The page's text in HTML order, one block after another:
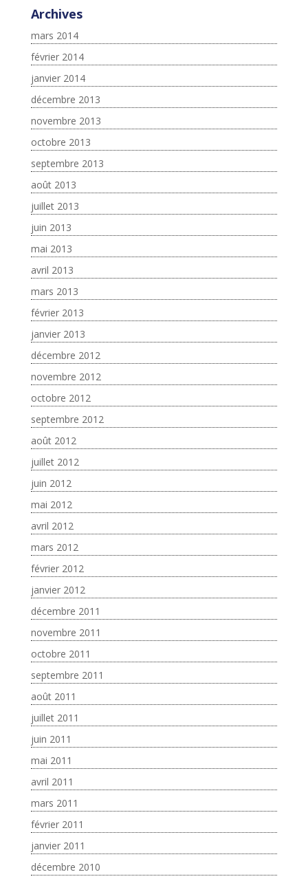
Archives
mars 2014
février 2014
janvier 2014
décembre 2013
novembre 2013
octobre 2013
septembre 2013
août 2013
juillet 2013
juin 2013
mai 2013
avril 2013
mars 2013
février 2013
janvier 2013
décembre 2012
novembre 2012
octobre 2012
septembre 2012
août 2012
juillet 2012
juin 2012
mai 2012
avril 2012
mars 2012
février 2012
janvier 2012
décembre 2011
novembre 2011
octobre 2011
septembre 2011
août 2011
juillet 2011
juin 2011
mai 2011
avril 2011
mars 2011
février 2011
janvier 2011
décembre 2010